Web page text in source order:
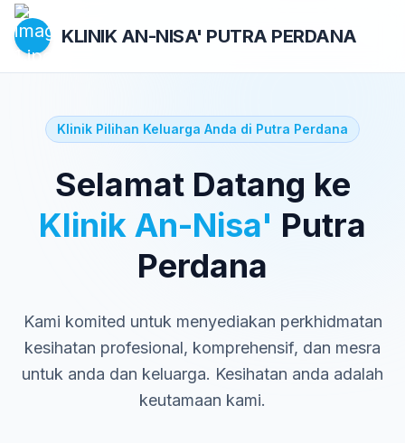
KLINIK AN-NISA' PUTRA PERDANA
Klinik Pilihan Keluarga Anda di Putra Perdana
Selamat Datang ke
Klinik An-Nisa' Putra
Perdana
Kami komited untuk menyediakan perkhidmatan
kesihatan profesional, komprehensif, dan mesra
untuk anda dan keluarga. Kesihatan anda adalah
keutamaan kami.